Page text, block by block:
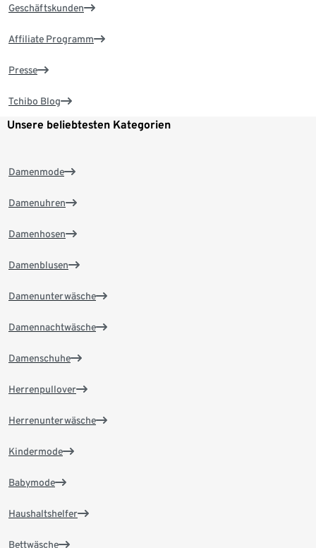
Geschäftskunden
Affiliate Programm
Presse
Tchibo Blog
Unsere beliebtesten Kategorien
Damenmode
Damenuhren
Damenhosen
Damenblusen
Damenunterwäsche
Damennachtwäsche
Damenschuhe
Herrenpullover
Herrenunterwäsche
Kindermode
Babymode
Haushaltshelfer
Bettwäsche